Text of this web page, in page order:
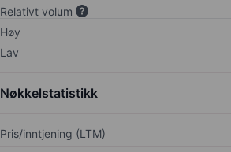
Relativt volum
Høy
Lav
Nøkkelstatistikk
Pris/inntjening (LTM)